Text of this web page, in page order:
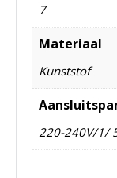
7
Materiaal
Kunststof
220-240V/1/